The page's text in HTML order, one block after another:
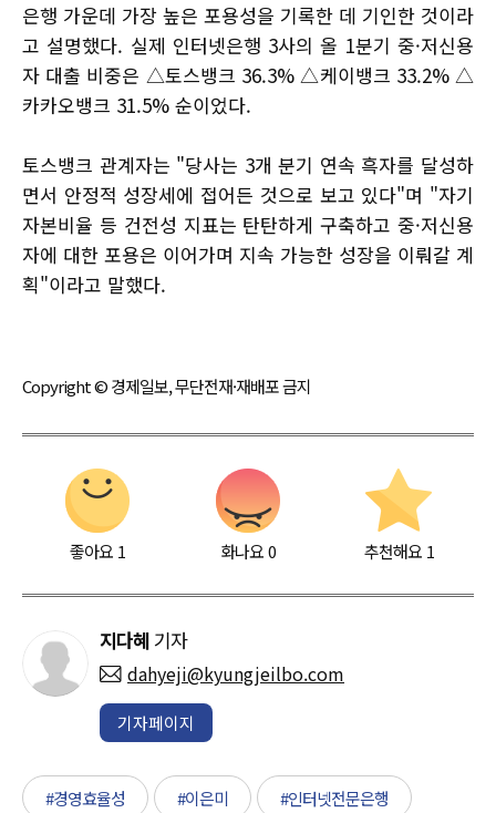
은행 가운데 가장 높은 포용성을 기록한 데 기인한 것이라
고 설명했다. 실제 인터넷은행 3사의 올 1분기 중·저신용
자 대출 비중은 △토스뱅크 36.3% △케이뱅크 33.2% △
카카오뱅크 31.5% 순이었다.
토스뱅크 관계자는 "당사는 3개 분기 연속 흑자를 달성하
면서 안정적 성장세에 접어든 것으로 보고 있다"며 "자기
자본비율 등 건전성 지표는 탄탄하게 구축하고 중·저신용
자에 대한 포용은 이어가며 지속 가능한 성장을 이뤄갈 계
획"이라고 말했다.
Copyright © 경제일보, 무단전재·재배포 금지
좋아요 1 화나요0 추천해요 1
지다혜 기자
dahyeji@kyungjeilbo.com
기자페이지
#경영효율성 #이은미 #인터넷전문은행